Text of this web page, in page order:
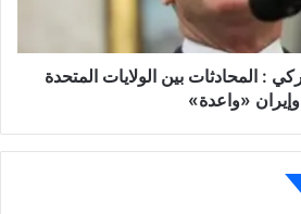
: المحادثات بين الولايات المتحدة
وإيران «واعدة»